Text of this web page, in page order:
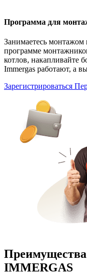
Программа для
Занимаетесь монтажом
программе
котлов, накапливайте
Immergas работают, а
Зарегистрироваться
Преимущества
IMMERGAS